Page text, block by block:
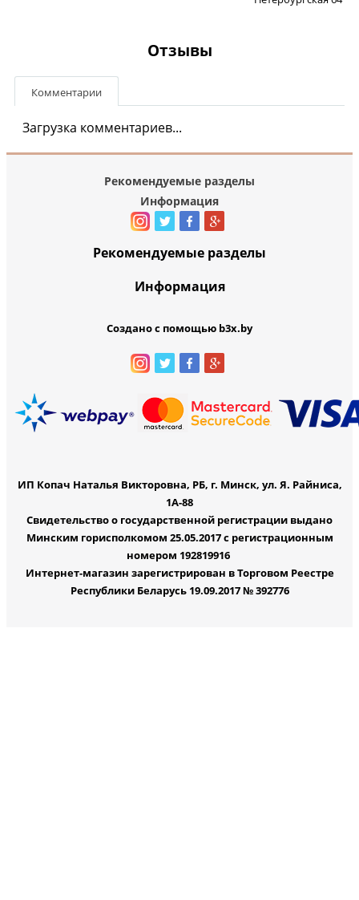
Отзывы
Комментарии
Загрузка комментариев...
Рекомендуемые разделы
Информация
Рекомендуемые разделы
Информация
Создано с помощью b3x.by
ИП Копач Наталья Викторовна, РБ, г. Минск, ул. Я. Райниса,
1А-88
Свидетельство о государственной регистрации выдано
Минским горисполкомом 25.05.2017 с регистрационным
номером 192819916
Интернет-магазин зарегистрирован в Торговом Реестре
Республики Беларусь 19.09.2017 № 392776